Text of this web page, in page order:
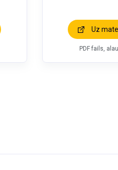
Uz
PDF fails,